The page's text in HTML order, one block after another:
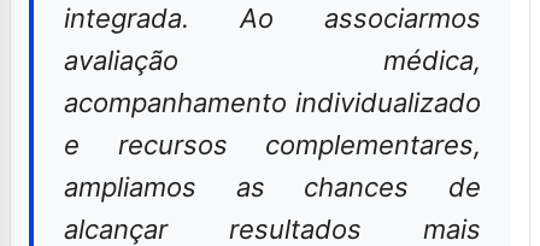
integrada. Ao associarmos
avaliação médica,
acompanhamento individualizado
e recursos complementares,
ampliamos as chances de
alcançar resultados mais